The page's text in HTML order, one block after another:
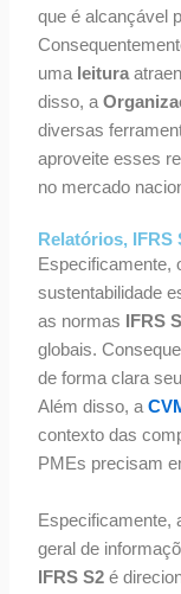
que é alcançável
uma leitura
disso, a
diversas
aproveite esses
no mercado
Relatórios, IFRS
Especificamente,
sustentabilidade
as normas
IFRS
globais.
de forma clara
Além disso, a
contexto das
PMEs precisam
Especificamente,
geral de
IFRS S2 é